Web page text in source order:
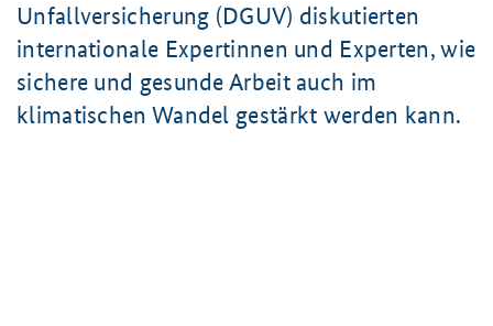
Unfallversicherung (DGUV) diskutierten
internationale Expertinnen und Experten, wie
sichere und gesunde Arbeit auch im
klimatischen Wandel gestärkt werden kann.